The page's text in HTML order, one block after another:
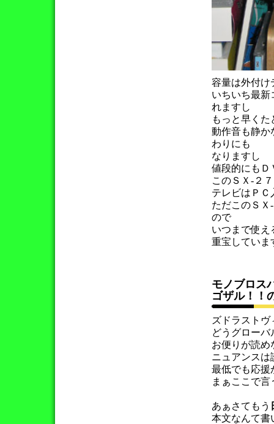
容量は外付け
いちいち最新
れますし
もっと早く
動作音も静か
わりにも
なりますし
値段的にもＤ
このＳＸ-２
テレビはＰＣ
ただこのＳＸ
ので
いつまで使え
重宝してい
モノブロス
ゴザル！！
ズドラスト
どうグローバ
お便りが読め
ニュアンスは
最低でも応援
まぁここで
あぁさてもう
本文なんて書